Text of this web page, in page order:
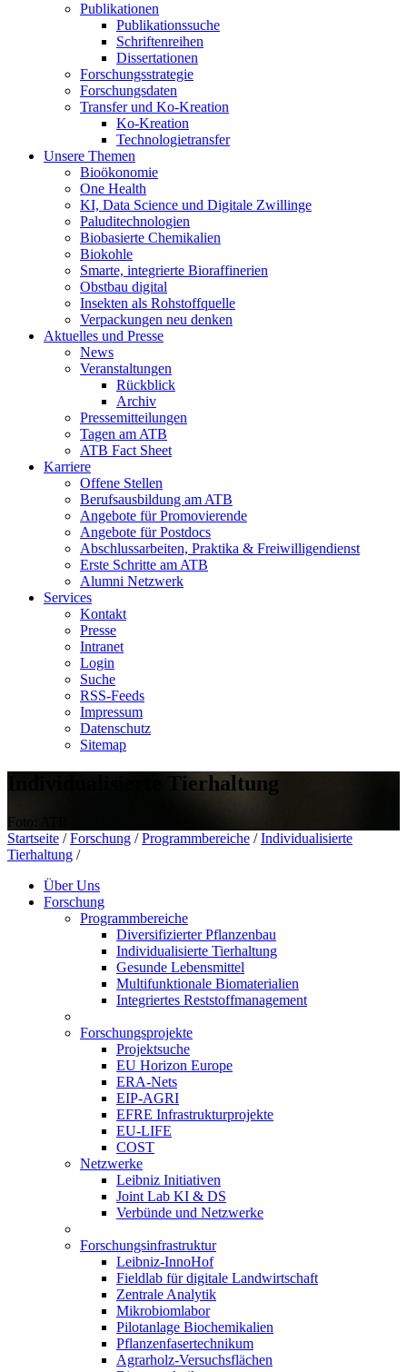
Publikationen
Publikationssuche
Schriftenreihen
Dissertationen
Forschungsstrategie
Forschungsdaten
Transfer und Ko-Kreation
Ko-Kreation
Technologietransfer
Unsere Themen
Bioökonomie
One Health
KI, Data Science und Digitale Zwillinge
Paluditechnologien
Biobasierte Chemikalien
Biokohle
Smarte, integrierte Bioraffinerien
Obstbau digital
Insekten als Rohstoffquelle
Verpackungen neu denken
Aktuelles und Presse
News
Veranstaltungen
Rückblick
Archiv
Pressemitteilungen
Tagen am ATB
ATB Fact Sheet
Karriere
Offene Stellen
Berufsausbildung am ATB
Angebote für Promovierende
Angebote für Postdocs
Abschlussarbeiten, Praktika & Freiwilligendienst
Erste Schritte am ATB
Alumni Netzwerk
Services
Kontakt
Presse
Intranet
Login
Suche
RSS-Feeds
Impressum
Datenschutz
Sitemap
Individualisierte Tierhaltung
Foto: ATB
Startseite / Forschung / Programmbereiche / Individualisierte
Tierhaltung /
Über Uns
Forschung
Programmbereiche
Diversifizierter Pflanzenbau
Individualisierte Tierhaltung
Gesunde Lebensmittel
Multifunktionale Biomaterialien
Integriertes Reststoffmanagement
Forschungsprojekte
Projektsuche
EU Horizon Europe
ERA-Nets
EIP-AGRI
EFRE Infrastrukturprojekte
EU-LIFE
COST
Netzwerke
Leibniz Initiativen
Joint Lab KI & DS
Verbünde und Netzwerke
Forschungsinfrastruktur
Leibniz-InnoHof
Fieldlab für digitale Landwirtschaft
Zentrale Analytik
Mikrobiomlabor
Pilotanlage Biochemikalien
Pflanzenfasertechnikum
Agrarholz-Versuchsflächen